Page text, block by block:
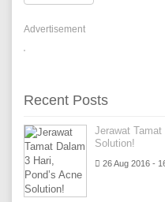
Advertisement
Recent Posts
Jerawat Tamat
Solution!
26 Aug 2016 -